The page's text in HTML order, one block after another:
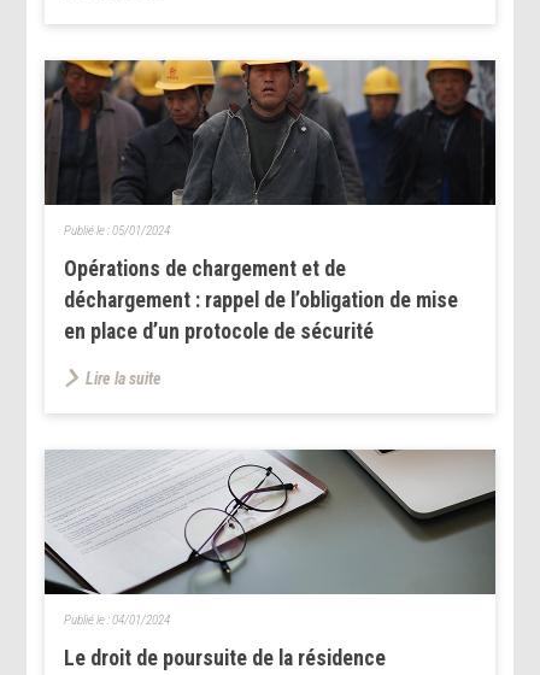
Opérations de chargement et de
déchargement : rappel de l’obligation de mise
en place d’un protocole de sécurité
Publié le :05/01/2024
Lire la suite
Le droit de poursuite de la résidence
Publié le :04/01/2024